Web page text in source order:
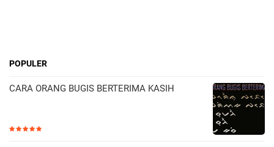
POPULER
CARA ORANG BUGIS BERTERIMA KASIH